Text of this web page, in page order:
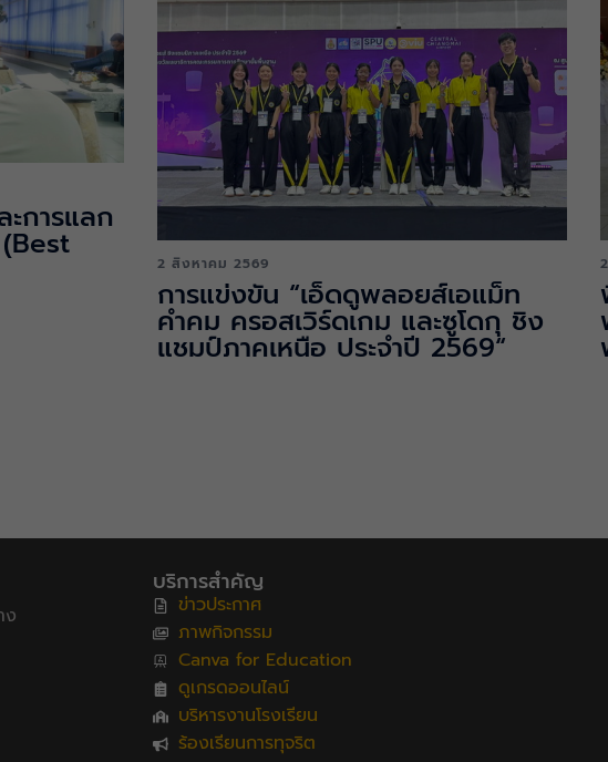
การแลก
2 สิงหาคม 2569
การแข่งขัน “เอ็ดดูพลอยส์เอแม็ท
คำคม ครอสเวิร์ดเกม และซูโดกุ ชิง
แชมป์ภาคเหนือ ประจำปี 2569“
ง
บริการสำคัญ
ข่าวประกาศ
ภาพกิจกรรม
Canva for Education
ดูเกรดออนไลน์
บริหารงานโรงเรียน
ร้องเรียนการทุจริต